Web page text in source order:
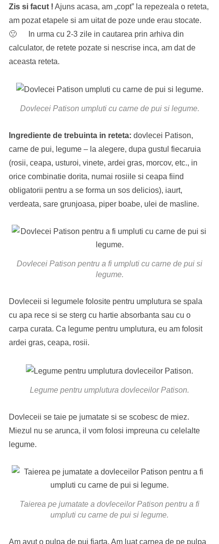
Zis si facut ! Ajuns acasa, am „copt” la repezeala o reteta,
am pozat etapele si am uitat de poze unde erau stocate.
🙁 In urma cu 2-3 zile in cautarea prin arhiva din
calculator, de retete pozate si nescrise inca, am dat de
aceasta reteta.
Dovlecei Patison umpluti cu carne de pui si legume.
Ingrediente de trebuinta in reteta: dovlecei Patison,
carne de pui, legume – la alegere, dupa gustul fiecaruia
(rosii, ceapa, usturoi, vinete, ardei gras, morcov, etc., in
orice combinatie dorita, numai rosiile si ceapa fiind
obligatorii pentru a se forma un sos delicios), iaurt,
verdeata, sare grunjoasa, piper boabe, ulei de masline.
Dovlecei Patison pentru a fi umpluti cu carne de pui si
legume.
Dovleceii si legumele folosite pentru umplutura se spala
cu apa rece si se sterg cu hartie absorbanta sau cu o
carpa curata. Ca legume pentru umplutura, eu am folosit
ardei gras, ceapa, rosii.
Legume pentru umplutura dovleceilor Patison.
Dovleceii se taie pe jumatate si se scobesc de miez.
Miezul nu se arunca, il vom folosi impreuna cu celelalte
legume.
Taierea pe jumatate a dovleceilor Patison pentru a fi
umpluti cu carne de pui si legume.
Am avut o pulpa de pui fiarta. Am luat carnea de pe pulpa